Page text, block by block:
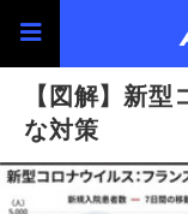
【図解】新
な対策